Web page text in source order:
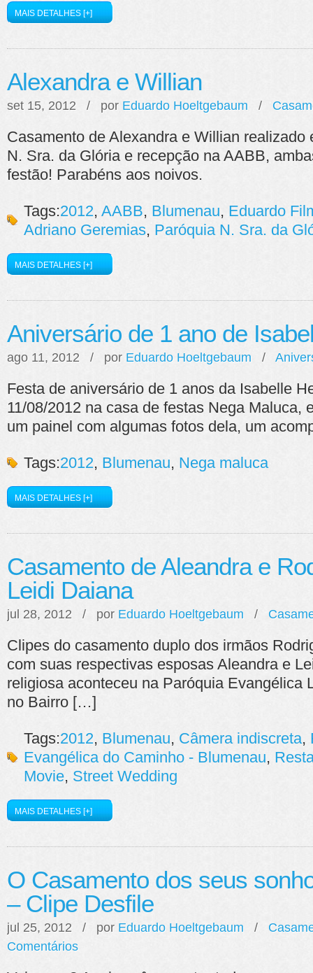
MAIS DETALHES [+]
Alexandra e Willian
set 15, 2012 / por Eduardo Hoeltgebaum /
Casamento de Alexandra e Willian realizado
N. Sra. da Glória e recepção na AABB,
festão! Parabéns aos noivos.
Tags:2012, AABB, Blumenau, Eduardo
Adriano Geremias, Paróquia N. Sra. da
MAIS DETALHES [+]
Aniversário de 1 ano de
ago 11, 2012 / por Eduardo Hoeltgebaum /
Festa de aniversário de 1 anos da Isabelle
11/08/2012 na casa de festas Nega Maluca,
um painel com algumas fotos dela, um
Tags:2012, Blumenau, Nega maluca
MAIS DETALHES [+]
Casamento de Aleandra e
Leidi Daiana
jul 28, 2012 / por Eduardo Hoeltgebaum /
Clipes do casamento duplo dos irmãos
com suas respectivas esposas Aleandra e
religiosa aconteceu na Paróquia Evangélica
no Bairro […]
Tags:2012, Blumenau, Câmera indiscreta,
Evangélica do Caminho - Blumenau,
Movie, Street Wedding
MAIS DETALHES [+]
O Casamento dos seus
– Clipe Desfile
jul 25, 2012 / por Eduardo Hoeltgebaum /
Comentários